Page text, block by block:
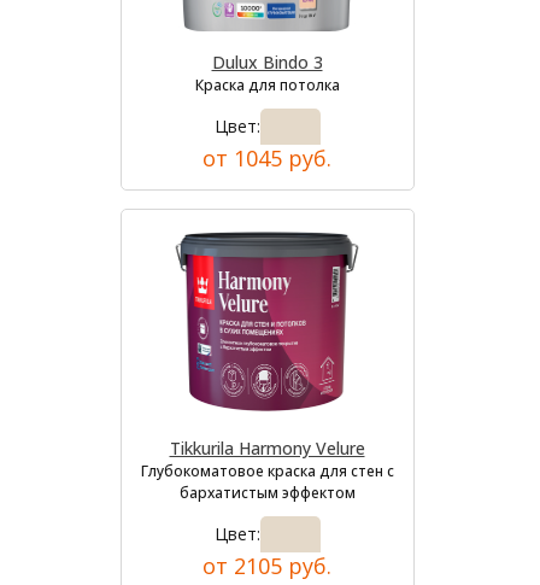
Dulux Bindo 3
Краска для потолка
Цвет:
от 1045 руб.
Tikkurila Harmony Velure
Глубокоматовое краска для стен с
бархатистым эффектом
Цвет:
от 2105 руб.